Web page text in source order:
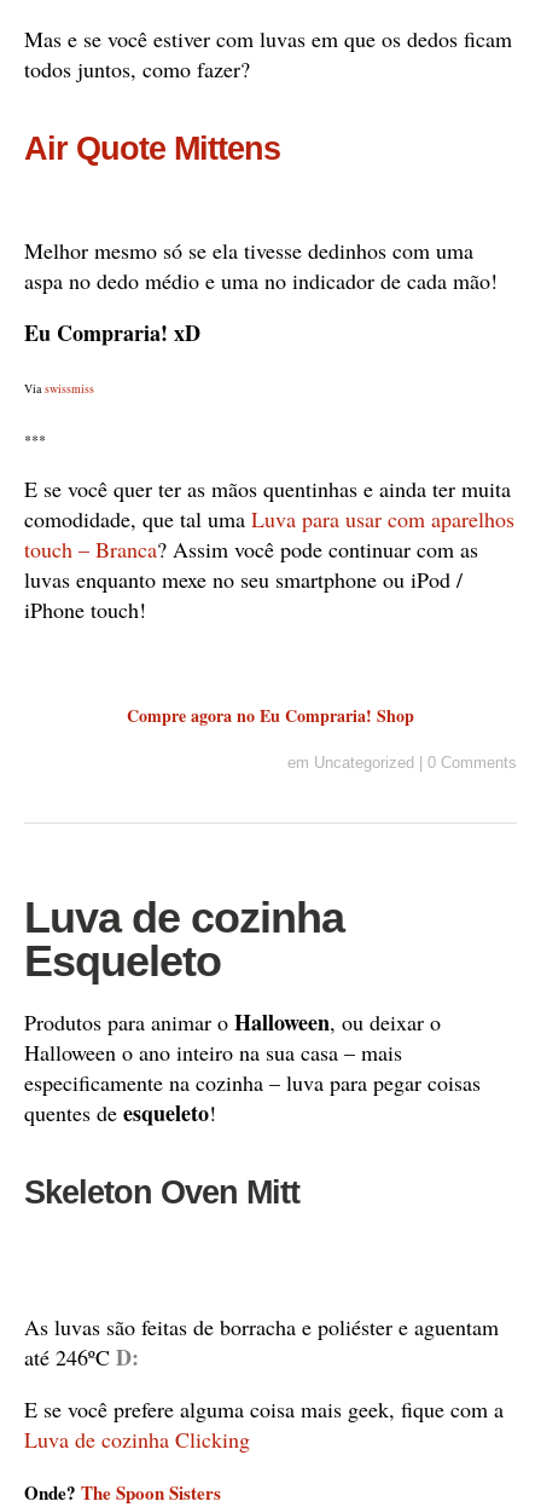
Mas e se você estiver com luvas em que os dedos ficam
todos juntos, como fazer?
Air Quote Mittens
Melhor mesmo só se ela tivesse dedinhos com uma
aspa no dedo médio e uma no indicador de cada mão!
Eu Compraria! xD
Viaswissmiss
***
E se você quer ter as mãos quentinhas e ainda ter muita
comodidade, que tal uma Luva para usar com aparelhos
touch – Branca? Assim você pode continuar com as
luvas enquanto mexe no seu smartphone ou iPod /
iPhone touch!
Compre agora no Eu Compraria! Shop
em Uncategorized 0 Comments
Luva de cozinha
Esqueleto
Produtos para animar o Halloween, ou deixar o
Halloween o ano inteiro na sua casa – mais
especificamente na cozinha – luva para pegar coisas
quentes de esqueleto!
Skeleton Oven Mitt
As luvas são feitas de borracha e poliéster e aguentam
até 246ºC D:
E se você prefere alguma coisa mais geek, fique com a
Luva de cozinha Clicking
Onde? The Spoon Sisters